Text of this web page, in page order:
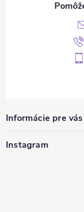
Informácie pre vás
Instagram